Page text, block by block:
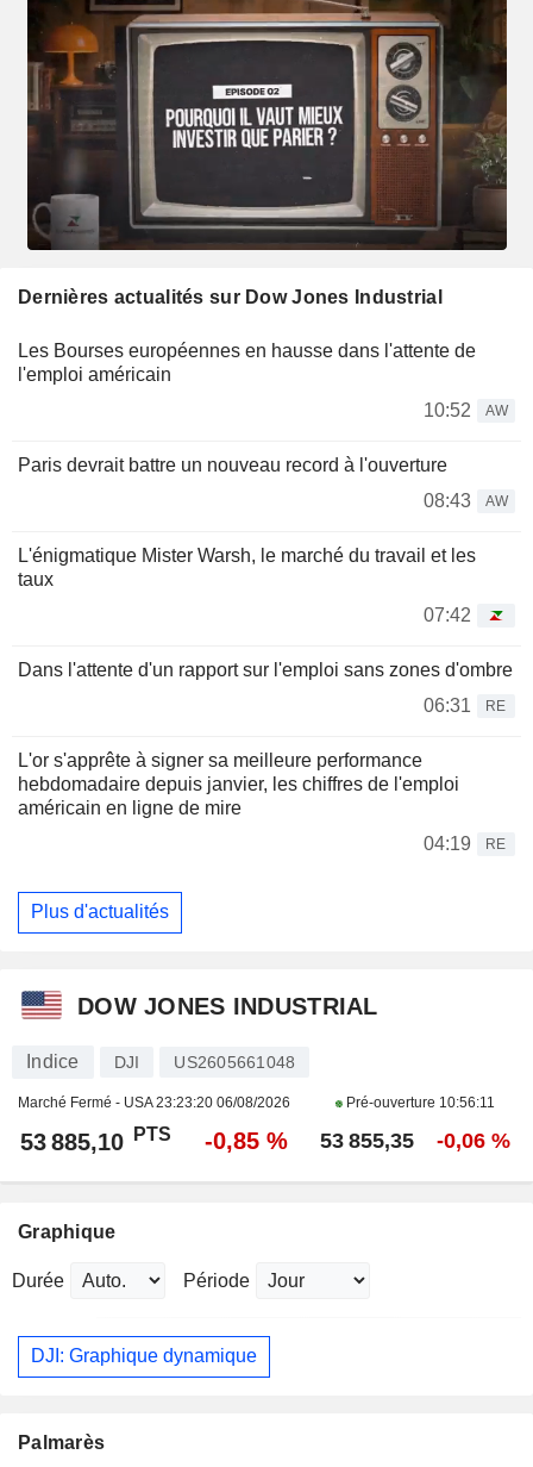
Dernières actualités sur Dow Jones Industrial
Les Bourses européennes en hausse dans l'attente de
l'emploi américain
10:52
AW
Paris devrait battre un nouveau record à l'ouverture
08:43
AW
L'énigmatique Mister Warsh, le marché du travail et les
taux
07:42
Dans l'attente d'un rapport sur l'emploi sans zones d'ombre
06:31
RE
L'or s'apprête à signer sa meilleure performance
hebdomadaire depuis janvier, les chiffres de l'emploi
américain en ligne de mire
04:19
RE
Plus d'actualités
DOW JONES INDUSTRIAL
Indice DJI US2605661048
Marché Fermé - USA23:23:20 06/08/2026 Pré-ouverture 10:56:11
53 885,10 PTS -0,85 % 53 855,35 -0,06 %
Graphique
Durée Période
DJI: Graphique dynamique
Palmarès